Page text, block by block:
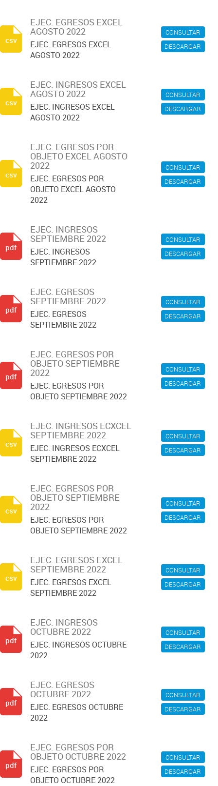
CONSULTAR
DESCARGAR
EJEC. EGRESOS EXCEL
AGOSTO 2022
EJEC. EGRESOS EXCEL
AGOSTO 2022
csv
CONSULTAR
DESCARGAR
EJEC. INGRESOS EXCEL
AGOSTO 2022
EJEC. INGRESOS EXCEL
AGOSTO 2022
csv
CONSULTAR
DESCARGAR
EJEC. EGRESOS POR
OBJETO EXCEL AGOSTO
2022
EJEC. EGRESOS POR
OBJETO EXCEL AGOSTO
2022
csv
CONSULTAR
DESCARGAR
EJEC. INGRESOS
SEPTIEMBRE 2022
EJEC. INGRESOS
SEPTIEMBRE 2022
pdf
CONSULTAR
DESCARGAR
EJEC. EGRESOS
SEPTIEMBRE 2022
EJEC. EGRESOS
SEPTIEMBRE 2022
pdf
CONSULTAR
DESCARGAR
EJEC. EGRESOS POR
OBJETO SEPTIEMBRE
2022
EJEC. EGRESOS POR
OBJETO SEPTIEMBRE 2022
pdf
CONSULTAR
DESCARGAR
EJEC. INGRESOS ECXCEL
SEPTIEMBRE 2022
EJEC. INGRESOS ECXCEL
SEPTIEMBRE 2022
csv
CONSULTAR
DESCARGAR
EJEC. EGRESOS POR
OBJETO SEPTIEMBRE
2022
EJEC. EGRESOS POR
OBJETO SEPTIEMBRE 2022
csv
CONSULTAR
DESCARGAR
EJEC. EGRESOS EXCEL
SEPTIEMBRE 2022
EJEC. EGRESOS EXCEL
SEPTIEMBRE 2022
csv
CONSULTAR
DESCARGAR
EJEC. INGRESOS
OCTUBRE 2022
EJEC. INGRESOS OCTUBRE
2022
pdf
CONSULTAR
DESCARGAR
EJEC. EGRESOS
OCTUBRE 2022
EJEC. EGRESOS OCTUBRE
2022
pdf
CONSULTAR
DESCARGAR
EJEC. EGRESOS POR
OBJETO OCTUBRE 2022
EJEC. EGRESOS POR
OBJETO OCTUBRE 2022
pdf